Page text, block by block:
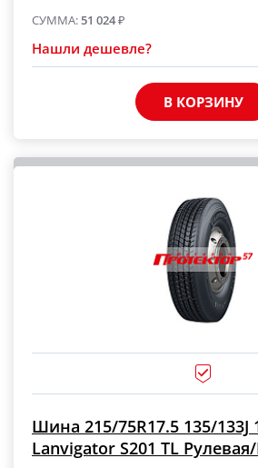
СУММА:51 024₽
Нашли дешевле?
В КОРЗИНУ
Шина 215/75R17.5 135/133J
Lanvigator S201 TL